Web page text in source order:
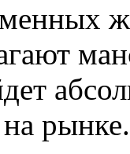
рынке.